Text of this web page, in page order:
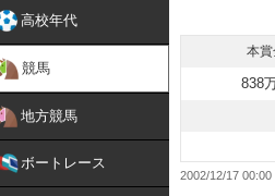
高校年代
競馬
地方競馬
ボートレース
本
838
2002/12/17 00:00